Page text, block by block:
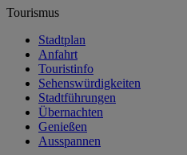
Tourismus
Stadtplan
Anfahrt
Touristinfo
Sehenswürdigkeiten
Stadtführungen
Übernachten
Genießen
Ausspannen